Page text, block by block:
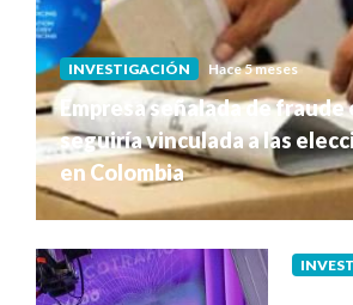
INVESTIGACIÓN Hace 5 meses
Empresa señalada de
seguiría vinculada a las
en Colombia